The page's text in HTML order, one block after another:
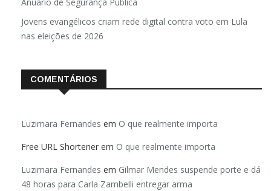
Jovens evangélicos criam rede digital contra voto em Lula
nas eleições de 2026
COMENTÁRIOS
Luzimara Fernandes em O que realmente importa
Free URL Shortener em O que realmente importa
Luzimara Fernandes em Gilmar Mendes suspende porte e dá
48 horas para Carla Zambelli entregar arma